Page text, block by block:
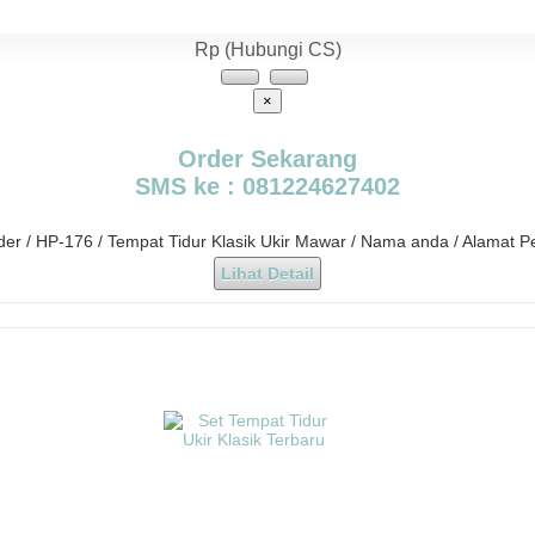
Rp (Hubungi CS)
×
Order Sekarang
SMS ke : 081224627402
/ HP-176 / Tempat Tidur Klasik Ukir Mawar / Nama anda / Alamat
Lihat Detail